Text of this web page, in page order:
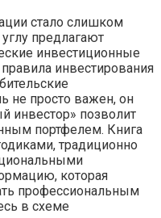
стало слишком
предлагают
инвестиционные
инвестирования
не просто важен, он
инвестор» позволит
портфелем. Книга
традиционно
которая
профессиональным
в схеме